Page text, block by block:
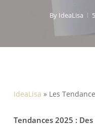
By IdeaLisa
IdeaLisa » Les
Tendances 2025 :